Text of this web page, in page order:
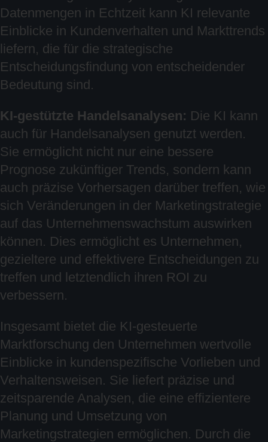
Datenmengen in Echtzeit kann KI relevante
Einblicke in Kundenverhalten und Markttrends
liefern, die für die strategische
Entscheidungsfindung von entscheidender
Bedeutung sind.
KI-gestützte Handelsanalysen: Die KI kann
auch für Handelsanalysen genutzt werden.
Sie ermöglicht nicht nur eine bessere
Prognose zukünftiger Trends, sondern kann
auch präzise Vorhersagen darüber treffen, wie
sich Veränderungen in der Marketingstrategie
auf das Unternehmenswachstum auswirken
können. Dies ermöglicht es Unternehmen,
gezieltere und effektivere Entscheidungen zu
treffen und letztendlich ihren ROI zu
verbessern.
Insgesamt bietet die KI-gesteuerte
Marktforschung den Unternehmen wertvolle
Einblicke in kundenspezifische Vorlieben und
Verhaltensweisen. Sie liefert präzise und
zeitsparende Analysen, die eine effizientere
Planung und Umsetzung von
Marketingstrategien ermöglichen. Durch die